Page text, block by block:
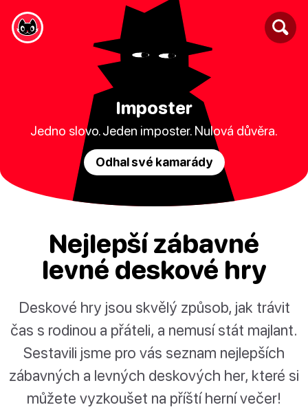
Imposter
Jedno slovo. Jeden imposter. Nulová důvěra.
Odhal své kamarády
Nejlepší zábavné
levné deskové hry
Deskové hry jsou skvělý způsob, jak trávit
čas s rodinou a přáteli, a nemusí stát majlant.
Sestavili jsme pro vás seznam nejlepších
zábavných a levných deskových her, které si
můžete vyzkoušet na příští herní večer!